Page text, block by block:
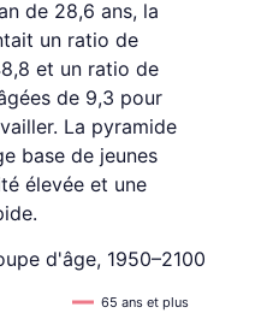
de 28,6 ans, la
un ratio de
et un ratio de
de 9,3 pour
La pyramide
base de jeunes
élevée et une
d'âge, 1950–2100
65 ans et plus